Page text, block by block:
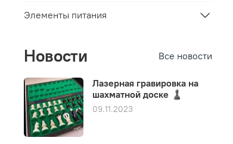
Элементы питания
Новости Все новости
Лазерная гравировка на
шахматной доске ♟️
09.11.2023